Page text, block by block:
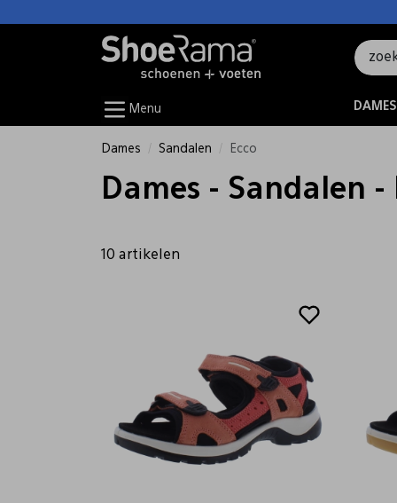
Menu DAMES
Dames Sandalen Ecco
Dames - Sandalen -
10 artikelen